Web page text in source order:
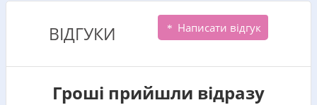
ВІДГУКИ Написати відгук
Гроші прийшли відразу